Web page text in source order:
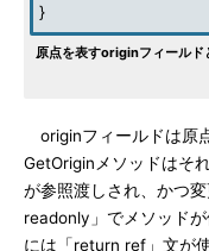
}
原点を表すoriginフィール
originフィールドは原
GetOriginメソッドはそ
が参照渡しされ、かつ
readonly」でメソッド
には「return ref」文が